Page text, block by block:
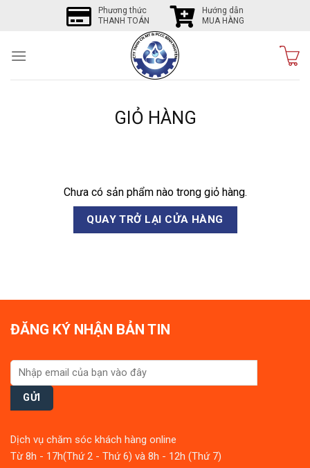
Phương thức
THANH TOÁN
Hướng dẫn
MUA HÀNG
GIỎ HÀNG
Chưa có sản phẩm nào trong giỏ hàng.
QUAY TRỞ LẠI CỬA HÀNG
ĐĂNG KÝ NHẬN BẢN TIN
Dịch vụ chăm sóc khách hàng online
Từ 8h - 17h(Thứ 2 - Thứ 6) và 8h - 12h (Thứ 7)